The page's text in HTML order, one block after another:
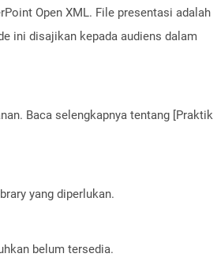
Open XML. File presentasi adalah
ini disajikan kepada audiens dalam
Baca selengkapnya tentang [Praktik
yang diperlukan.
belum tersedia.